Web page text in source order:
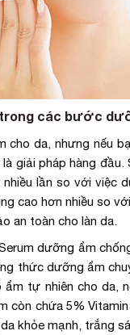
các bước
cho da, nhưng nếu
giải pháp hàng
lần so với việc
cao hơn nhiều so
an toàn cho làn da.
dưỡng ẩm
thức dưỡng ẩm
tự nhiên cho da,
còn chứa 5%
khỏe mạnh, trắng